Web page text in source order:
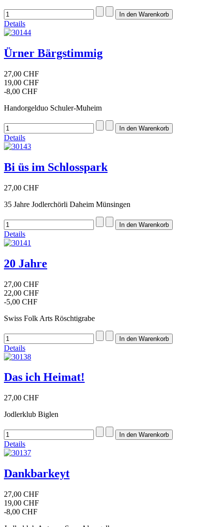
Details
Ürner Bärgstimmig
27,00 CHF
19,00 CHF
-8,00 CHF
Handorgelduo Schuler-Muheim
Details
Bi üs im Schlosspark
27,00 CHF
35 Jahre Jodlerchörli Daheim Münsingen
Details
20 Jahre
27,00 CHF
22,00 CHF
-5,00 CHF
Swiss Folk Arts Röschtigrabe
Details
Das ich Heimat!
27,00 CHF
Jodlerklub Biglen
Details
Dankbarkeyt
27,00 CHF
19,00 CHF
-8,00 CHF